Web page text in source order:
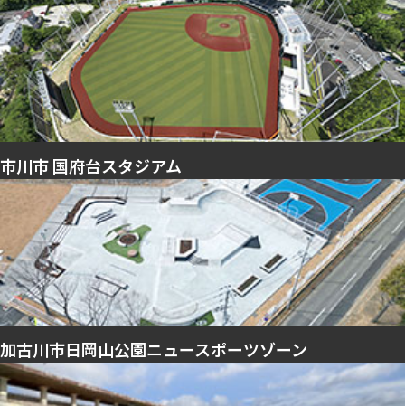
市川市 国府台スタジアム
加古川市日岡山公園ニュースポーツゾーン